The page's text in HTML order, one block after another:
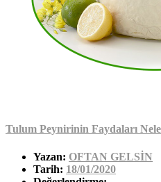
Tulum Peynirinin Faydaları
Yazan: OFTAN GELSİN
Tarih: 18/01/2020